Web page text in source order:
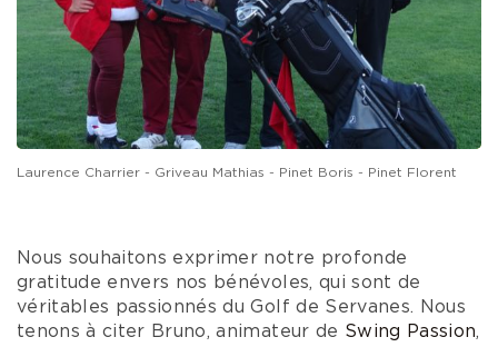
Laurence Charrier - Griveau Mathias - Pinet Boris - Pinet Florent
Nous souhaitons exprimer notre profonde
gratitude envers nos bénévoles, qui sont de
véritables passionnés du Golf de Servanes. Nous
tenons à citer Bruno, animateur de Swing Passion,